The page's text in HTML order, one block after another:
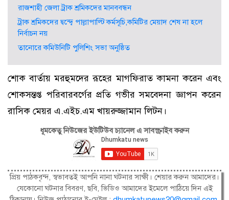
রাজশাহী জেলা ট্রাক শ্রমিকদের মানববন্ধন
ট্রাক শ্রমিকদের দ্বন্দ্বে পাল্লাপাল্টি কর্মসূচি,কমিটির মেয়াদ শেষ না হলে
নির্বাচন নয়
তানোরে কমিউনিটি পুলিশিং সভা অনুষ্ঠিত
শোক বার্তায় মরহুমদের রূহের মাগফিরাত কামনা করেন এবং
শোকসন্তপ্ত পরিবারবর্গের প্রতি গভীর সমবেদনা জ্ঞাপন করেন
রাসিক মেয়র এ.এইচ.এম খায়রুজ্জামান লিটন।
ধূমকেতু নিউজের ইউটিউব চ্যানেল এ সাবস্ক্রাইব করুন
প্রিয় পাঠকবৃন্দ, স্বভাবতই আপনি নানা ঘটনার সাক্ষী। শেয়ার করুন আমাদের।
যেকোনো ঘটনার বিবরণ, ছবি, ভিডিও আমাদের ইমেলে পাঠিয়ে দিন এই